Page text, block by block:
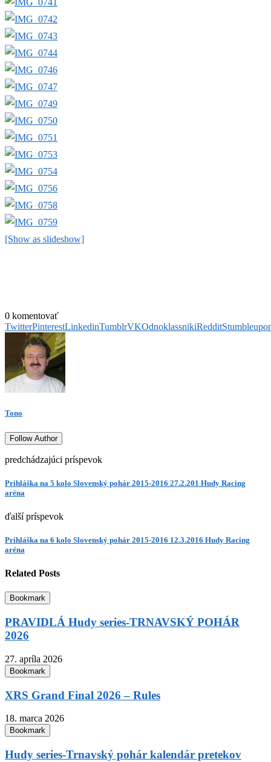
[Show as slideshow]
0 komentovať
TwitterPinterestLinkedinTumblrVKOdnoklassnikiReddit
Tono
Follow Author
predchádzajúci príspevok
Prihláška na 5 kolo Slovenský pohár 2015-2016 27.2.201 Hudy Racing
aréna
ďalší príspevok
Prihláška na 6 kolo Slovenský pohár 2015-2016 12.3.2016 Hudy Racing
aréna
Related Posts
Bookmark
PRAVIDLÁ Hudy series-TRNAVSKÝ POHÁR
2026
27. apríla 2026
Bookmark
XRS Grand Final 2026 – Rules
18. marca 2026
Bookmark
Hudy series-Trnavský pohár kalendár pretekov